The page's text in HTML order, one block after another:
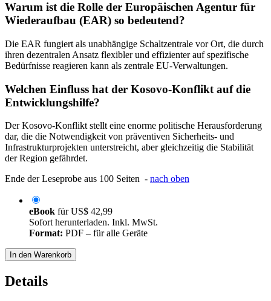
Warum ist die Rolle der Europäischen Agentur für
Wiederaufbau (EAR) so bedeutend?
Die EAR fungiert als unabhängige Schaltzentrale vor Ort, die durch
ihren dezentralen Ansatz flexibler und effizienter auf spezifische
Bedürfnisse reagieren kann als zentrale EU-Verwaltungen.
Welchen Einfluss hat der Kosovo-Konflikt auf die
Entwicklungshilfe?
Der Kosovo-Konflikt stellt eine enorme politische Herausforderung
dar, die die Notwendigkeit von präventiven Sicherheits- und
Infrastrukturprojekten unterstreicht, aber gleichzeitig die Stabilität
der Region gefährdet.
Ende der Leseprobe aus 100 Seiten - nach oben
eBook fürUS$ 42,99
Sofort herunterladen. Inkl. MwSt.
Format: PDF – für alle Geräte
In den Warenkorb
Details